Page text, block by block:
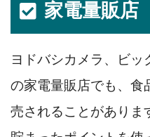
家電量販店
ヨドバシカメラ、ビ
の家電量販店でも、食
売されることがありま